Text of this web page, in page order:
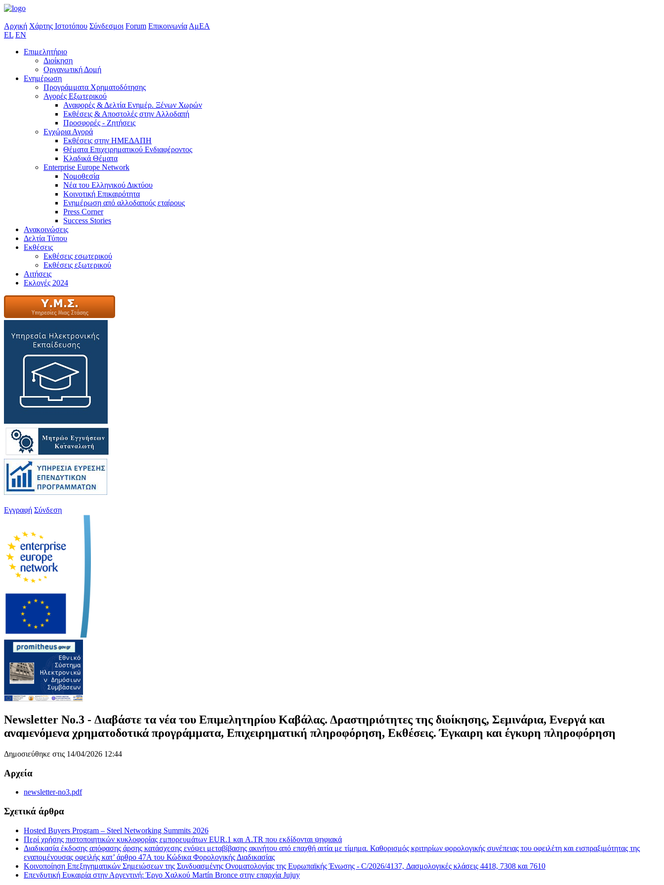
Αρχική Χάρτης Ιστοτόπου Σύνδεσμοι Forum Επικοινωνία ΑμΕΑ
EL EN
Επιμελητήριο
Διοίκηση
Οργανωτική Δομή
Ενημέρωση
Προγράμματα Χρηματοδότησης
Αγορές Εξωτερικού
Αναφορές & Δελτία Ενημέρ. Ξένων Χωρών
Εκθέσεις & Αποστολές στην Αλλοδαπή
Προσφορές - Ζητήσεις
Εγχώρια Αγορά
Εκθέσεις στην ΗΜΕΔΑΠΗ
Θέματα Επιχειρηματικού Ενδιαφέροντος
Κλαδικά Θέματα
Enterprise Europe Network
Νομοθεσία
Νέα του Ελληνικού Δικτύου
Κοινοτική Επικαιρότητα
Ενημέρωση από αλλοδαπούς εταίρους
Press Corner
Success Stories
Ανακοινώσεις
Δελτία Τύπου
Εκθέσεις
Εκθέσεις εσωτερικού
Εκθέσεις εξωτερικού
Αιτήσεις
Εκλογές 2024
Εγγραφή Σύνδεση
Newsletter No.3 - Διαβάστε τα νέα του Επιμελητηρίου Καβάλας. Δραστηριότητες της διοίκησης, Σεμινάρια, Ενεργά και
αναμενόμενα χρηματοδοτικά προγράμματα, Επιχειρηματική πληροφόρηση, Εκθέσεις. Έγκαιρη και έγκυρη πληροφόρηση
Δημοσιεύθηκε στις 14/04/2026 12:44
Αρχεία
newsletter-no3.pdf
Σχετικά άρθρα
Hosted Buyers Program – Steel Networking Summits 2026
Περί χρήσης πιστοποιητικών κυκλοφορίας εμπορευμάτων EUR.1 και A.TR που εκδίδονται ψηφιακά
Διαδικασία έκδοσης απόφασης άρσης κατάσχεσης ενόψει μεταβίβασης ακινήτου από επαχθή αιτία με τίμημα. Καθορισμός κριτηρίων φορολογικής συνέπειας του οφειλέτη και εισπραξιμότητας της
εναπομένουσας οφειλής κατ’ άρθρο 47Α του Κώδικα Φορολογικής Διαδικασίας
Κοινοποίηση Επεξηγηματικών Σημειώσεων της Συνδυασμένης Ονοματολογίας της Ευρωπαϊκής Ένωσης - C/2026/4137, Δασμολογικές κλάσεις 4418, 7308 και 7610
Επενδυτική Ευκαιρία στην Αργεντινή: Έργο Χαλκού Martín Bronce στην επαρχία Jujuy